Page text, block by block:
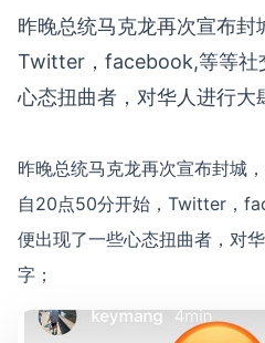
昨晚总统马克龙再次宣布封
Twitter，facebook,等等社
心态扭曲者，对华人进行大
昨晚总统马克龙再次宣布封城，
自20点50分开始，Twitter，
便出现了一些心态扭曲者，对
字；